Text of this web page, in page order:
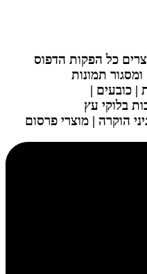
כל הפקות הדפוס
תמונות
| כובעים |
בלוקי עץ
הוקרה | מוצרי פרסום